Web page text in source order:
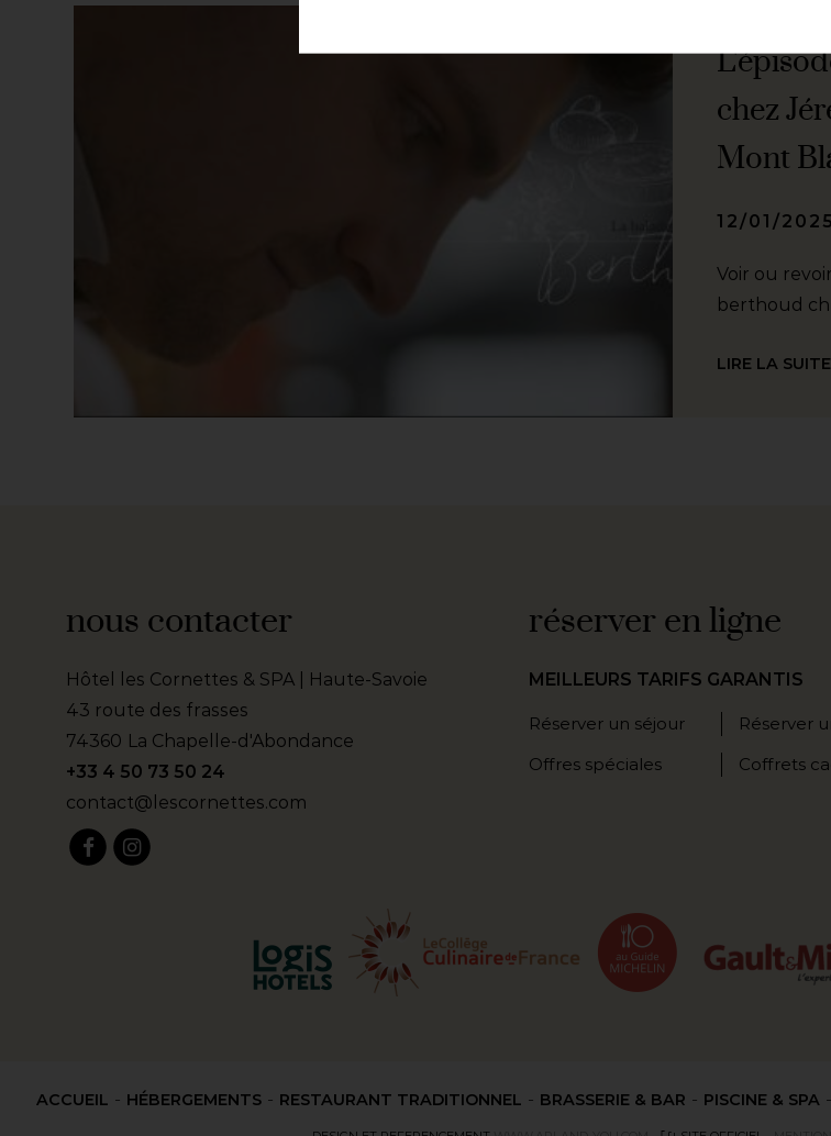
chez
Mont
12/01/2025
Voir ou
berthoud
LIRE LA SUITE
nous contacter
Hôtel les Cornettes & SPA | Haute-Savoie
43 route des frasses
74360 La Chapelle-d'Abondance
+33 4 50 73 50 24
contact@lescornettes.com
réserver en ligne
MEILLEURS TARIFS GARANTIS
Réserver un séjour
Réserver
Offres spéciales
Coffrets
ACCUEIL HÉBERGEMENTS RESTAURANT TRADITIONNEL BRASSERIE & BAR PISCINE & SPA